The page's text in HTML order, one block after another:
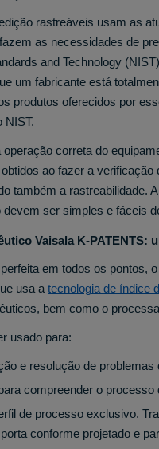
rastreáveis usam as
as necessidades de
and Technology
um fabricante está
produtos oferecidos por
NIST.
operação correta do
ao fazer a
também a rastreabilidade.
ser simples e fáceis
Vaisala K-PATENTS:
em todos os pontos, o
usa a tecnologia de índice
bem como o
usado para:
e resolução de problemas
compreender o
de processo exclusivo.
conforme projetado e